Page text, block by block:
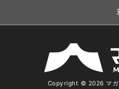
Copyright © 2026 マガ